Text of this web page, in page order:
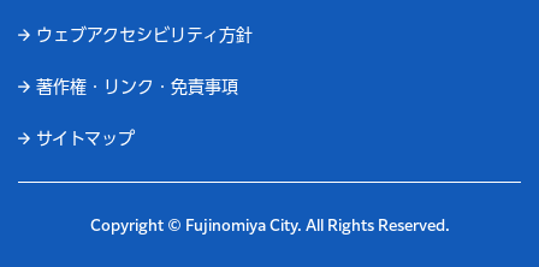
ウェブアクセシビリティ方針
著作権・リンク・免責事項
サイトマップ
Copyright © Fujinomiya City. All Rights Reserved.